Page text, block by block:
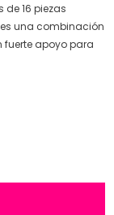
16 piezas
una combinación
apoyo para